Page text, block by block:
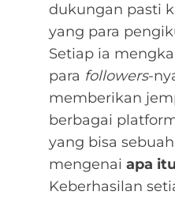
dukungan pasti
yang para
Setiap ia
para followers-
memberikan
berbagai
yang bisa sebuah
mengenai apa
Keberhasilan